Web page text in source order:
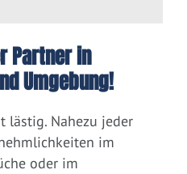
Partner in
Umgebung!
lästig. Nahezu jeder
im
oder im